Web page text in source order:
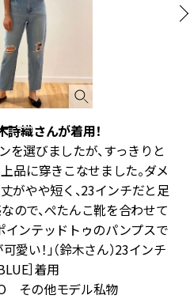
織さんが着用！
を選びましたが、すっきりと
品に穿きこなせました。ダメ
がやや短く、23インチだと足
ので、ぺたんこ靴を合わせて
インテッドトゥのパンプスで
い！」（鈴木さん）23インチ
］着用
その他モデル私物